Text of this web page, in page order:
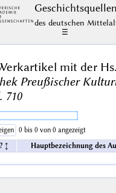
Geschichts­quellen
des deutschen
☰
mit der Hs.
Preußischer
710
0 bis 0 von 0 angezeigt
Hauptbezeichnung des